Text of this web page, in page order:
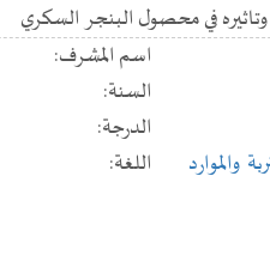
في محصول البنجر السكري
اسم المشرف:
السنة:
الدرجة:
والموارد
اللغة: